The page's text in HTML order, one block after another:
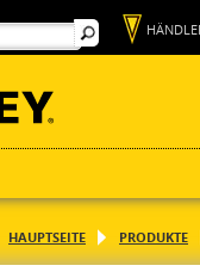
HAUPTSEITE PRODUKTE